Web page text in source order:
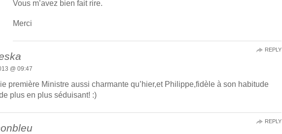
Vous m’avez bien fait rire.
Merci
@ 09:47
première Ministre aussi charmante qu’hier,et Philippe,fidèle à son habitude
plus en plus séduisant! :)
REPLY
REPLY